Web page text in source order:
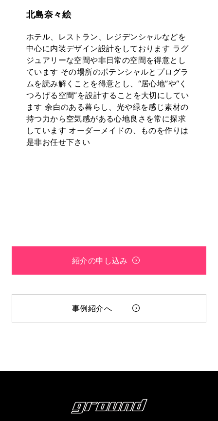
北島奈々絵
ホテル、レストラン、レジデンシャルなどを
中心に内装デザイン設計をしております ラグ
ジュアリーな空間や非日常の空間を得意とし
ています その場所のポテンシャルとプログラ
ムを読み解くことを得意とし、“居心地”や“く
つろげる空間”を設計することを大切にしてい
ます 余白のある暮らし、光や緑を感じ素材の
持つ力から空気感がある心地良さを常に探求
しています オーダーメイドの、ものを作りは
是非お任せ下さい
紹介の申し込み
事例紹介へ